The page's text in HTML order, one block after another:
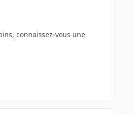
connaissez-vous une